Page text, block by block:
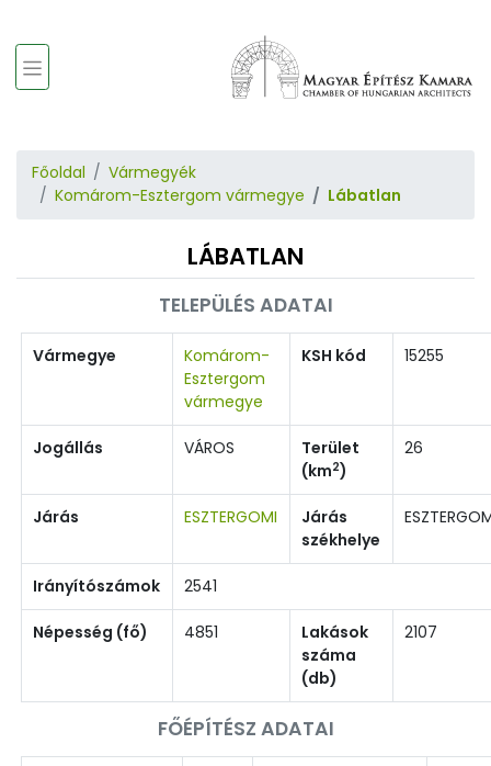
Főoldal
Vármegyék
Komárom-Esztergom vármegye
Lábatlan
LÁBATLAN
TELEPÜLÉS ADATAI
Vármegye
Komárom-
Esztergom
vármegye
KSH kód 15255
Jogállás VÁROS
Terület
(km2)
26
Járás ESZTERGOMI
Járás
székhelye
Irányítószámok 2541
Népesség (fő) 4851
Lakások
száma
(db)
2107
FŐÉPÍTÉSZ ADATAI